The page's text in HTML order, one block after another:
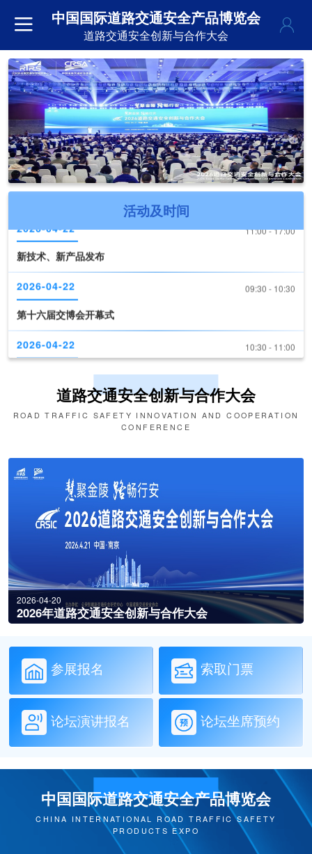
中国国际道路交通安全产品博览会
道路交通安全创新与合作大会
活动及时间
2026-04-22 09:30 - 10:30
第十六届交博会开幕式
2026-04-22 10:30 - 11:00
《道路交通安全产品装备推荐目录（2026版）》现场发布
新技术、新产品发布
2026-04-22
第十六届交博会开幕式
2026-04-22
《道路交通安全产品装备推荐目录（2026版）》现场发布
新技术、新产品发布
道路交通安全创新与合作大会
ROAD TRAFFIC SAFETY INNOVATION AND COOPERATION
CONFERENCE
2026-04-20
2026年道路交通安全创新与合作大会
参展报名 索取门票
论坛演讲报名 论坛坐席预约
中国国际道路交通安全产品博览会
CHINA INTERNATIONAL ROAD TRAFFIC SAFETY
PRODUCTS EXPO